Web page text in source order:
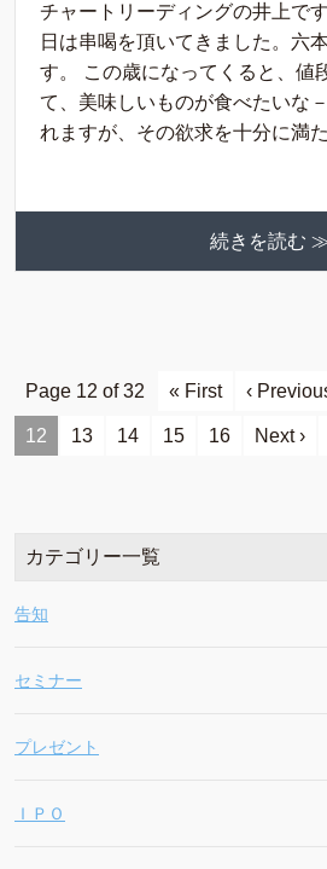
チャートリーディングの井上で
日は串喝を頂いてきました。六
す。 この歳になってくると、値
て、美味しいものが食べたいな
れますが、その欲求を十分に満
続きを読む
Page 12 of 32 « First ‹
12 13 14 15 16 Next ›
カテゴリー一覧
告知
セミナー
プレゼント
ＩＰＯ